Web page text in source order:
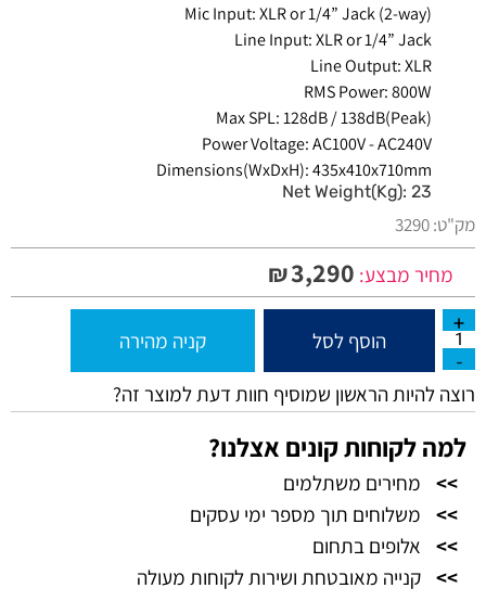
Mic Input: XLR or 1/4” Jack (2-way)
Line Input: XLR or 1/4” Jack
Line Output: XLR
RMS Power: 800W
Max SPL: 128dB / 138dB(Peak)
Power Voltage: AC100V - AC240V
Dimensions(WxDxH): 435x410x710mm
Net Weight(Kg): 23
מק"ט:3290
מחיר מבצע: ₪3,290
הוסף לסל קניה מהירה
רוצה להיות הראשון שמוסיף חוות דעת למוצר זה?
למה לקוחות קונים אצלנו?
>>
מחירים משתלמים
>>
משלוחים תוך מספר ימי עסקים
>>
אלופים בתחום
>> קנייה מאובטחת ושירות לקוחות מעולה